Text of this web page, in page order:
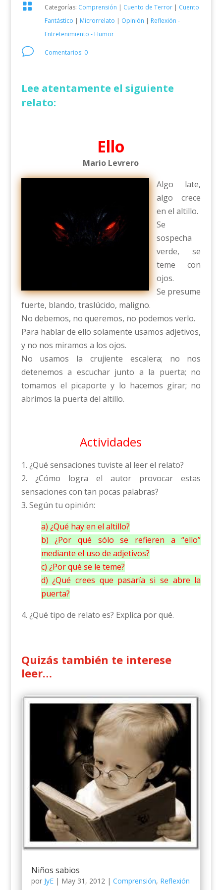
 Categorías: Comprensión Cuento de Terror| Cuento
Fantástico
Microrrelato Opinión
Reflexión -
Entretenimiento - Humor
v Comentarios: 0
Lee atentamente el siguiente
relato:
Ello
Mario Levrero
Algo late,
algo crece
en el altillo.
Se
sospecha
verde, se
teme con
ojos.
Se presume
fuerte, blando, traslúcido, maligno.
No debemos, no queremos, no podemos verlo.
Para hablar de ello solamente usamos adjetivos,
y no nos miramos a los ojos.
No usamos la crujiente escalera; no nos
detenemos a escuchar junto a la puerta; no
tomamos el picaporte y lo hacemos girar; no
abrimos la puerta del altillo.
Actividades
1. ¿Qué sensaciones tuviste al leer el relato?
2. ¿Cómo logra el autor provocar estas
sensaciones con tan pocas palabras?
3. Según tu opinión:
a) ¿Qué hay en el altillo?
b) ¿Por qué sólo se refieren a “ello”
mediante el uso de adjetivos?
c) ¿Por qué se le teme?
d) ¿Qué crees que pasaría si se abre la
puerta?
4. ¿Qué tipo de relato es? Explica por qué.
Quizás también te interese
leer…
Niños sabios
por JyE| May 31, 2012 | Comprensión, Reflexión